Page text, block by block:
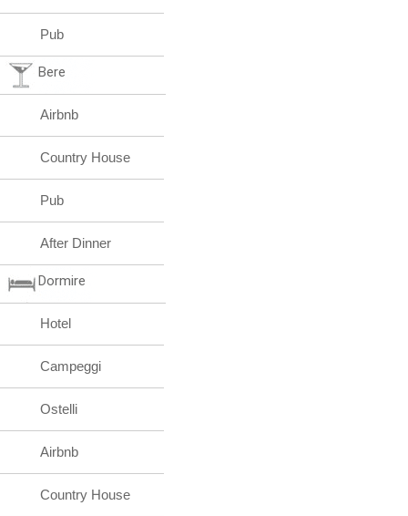
Pub
Bere
Airbnb
Country House
Pub
After Dinner
Dormire
Hotel
Campeggi
Ostelli
Airbnb
Country House